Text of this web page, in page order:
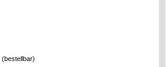
(bestellbar)